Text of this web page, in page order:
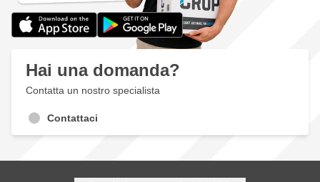
Hai una domanda?
Contatta un nostro specialista
Contattaci